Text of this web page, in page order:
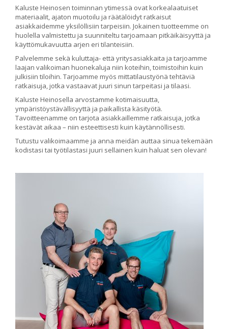
Kaluste Heinosen toiminnan ytimessä ovat korkealaatuiset
materiaalit, ajaton muotoilu ja räätälöidyt ratkaisut
asiakkaidemme yksilöllisiin tarpeisiin. Jokainen tuotteemme on
huolella valmistettu ja suunniteltu tarjoamaan pitkäikäisyyttä ja
käyttömukavuutta arjen eri tilanteisiin.
Palvelemme sekä kuluttaja- että yritysasiakkaita ja tarjoamme
laajan valikoiman huonekaluja niin koteihin, toimistoihin kuin
julkisiin tiloihin. Tarjoamme myös mittatilaustyönä tehtäviä
ratkaisuja, jotka vastaavat juuri sinun tarpeitasi ja tilaasi.
Kaluste Heinosella arvostamme kotimaisuutta,
ympäristöystävällisyyttä ja paikallista käsityötä.
Tavoitteenamme on tarjota asiakkaillemme ratkaisuja, jotka
kestävät aikaa – niin esteettisesti kuin käytännöllisesti.
Tutustu valikoimaamme ja anna meidän auttaa sinua tekemään
kodistasi tai työtilastasi juuri sellainen kuin haluat sen olevan!